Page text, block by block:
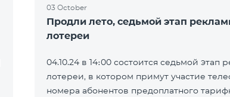
03 October
Продли лето, седьмой этап
лотереи
04.10.24 в 14։00 состоится седьмой этап
лотереи, в котором примут участие
номера абонентов предоплатного